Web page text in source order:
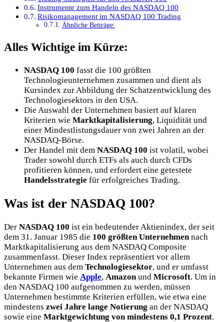
Instrumente zum Handeln des NASDAQ 100
Risikomanagement im NASDAQ 100 Trading
Ähnliche Beiträge:
Alles Wichtige im Kürze:
NASDAQ 100 fasst die 100 größten
Technologieunternehmen zusammen und dient als
Kursindex zur Abbildung der Schatzentwicklung des
Technologiesektors in den USA.
Die Auswahl der Unternehmen basiert auf klaren
Kriterien wie Marktkapitalisierung, Liquidität und
einer Mindestlistungsdauer von zwei Jahren an der
NASDAQ-Börse.
Der Handel mit dem NASDAQ 100 ist volatil, wobei
Trader sowohl durch ETFs als auch durch CFDs
profitieren können, und erfordert eine getestete
Handelsstrategie für erfolgreiches Trading.
Was ist der NASDAQ 100?
Der NASDAQ 100 ist ein bedeutender Aktienindex, der seit
dem 31. Januar 1985 die 100 größten Unternehmen nach
Marktkapitalisierung aus dem NASDAQ Composite
zusammenfasst. Dieser Index repräsentiert vor allem
Unternehmen aus dem Technologiesektor, und er umfasst
bekannte Firmen wie Apple, Amazon und Microsoft. Um in
den NASDAQ 100 aufgenommen zu werden, müssen
Unternehmen bestimmte Kriterien erfüllen, wie etwa eine
mindestens zwei Jahre lange Notierung an der NASDAQ
sowie eine Marktgewichtung von mindestens 0,1 Prozent.